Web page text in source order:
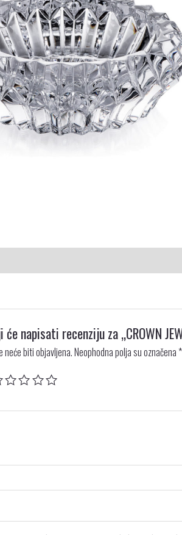
napisati recenziju za „CROWN
neće biti objavljena.Neophodna polja su označena *